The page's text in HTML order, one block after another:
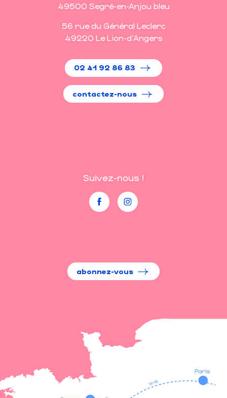
49500 Segré-en-Anjou bleu
56 rue du Général Leclerc
49220 Le Lion-d'Angers
02 41 92 86 83
contactez-nous
Suivez-nous !
abonnez-vous